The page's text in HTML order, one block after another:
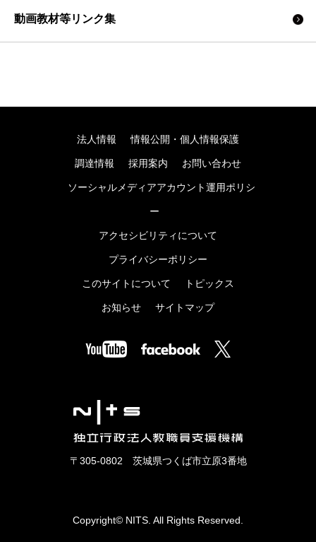
動画教材等リンク集
〒305-0802 茨城県つくば市立原3番地
法人情報 情報公開・個人情報保護
調達情報 採用案内 お問い合わせ
ソーシャルメディアアカウント運用ポリシ
ー
アクセシビリティについて
プライバシーポリシー
このサイトについて トピックス
お知らせ サイトマップ
Copyright© NITS. All Rights Reserved.